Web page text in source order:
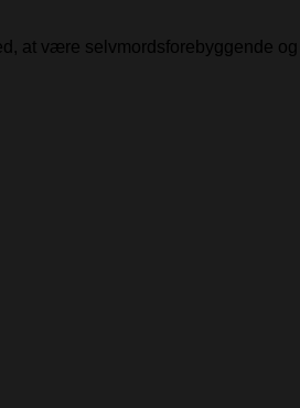
at være selvmordsforebyggende